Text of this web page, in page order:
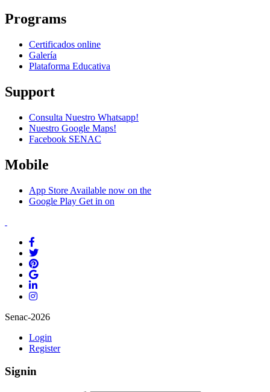
Programs
Certificados online
Galería
Plataforma Educativa
Support
Consulta Nuestro Whatsapp!
Nuestro Google Maps!
Facebook SENAC
Mobile
App Store Available now on the
Google Play Get in on
Senac-2026
Login
Register
Signin